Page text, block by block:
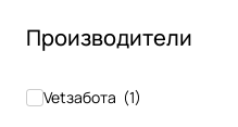
Производители
Vetзабота (1)